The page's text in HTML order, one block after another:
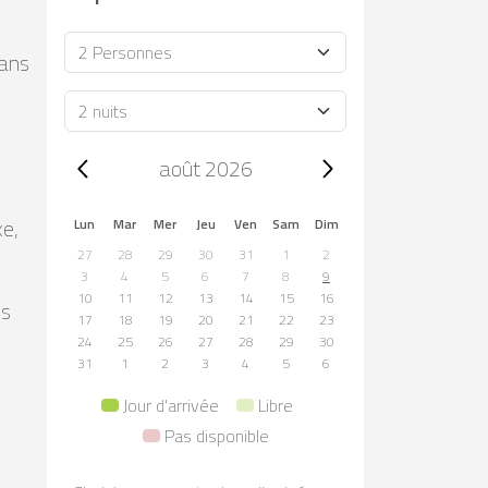
Occupacion
Durée
Trip dates, août 2026
août 2026
Lun Mar Mer Jeu Ven Sam
Dim
27
28 29 30 31 1
2
3
4 5 6 7 8
9
10
11 12 13 14 15
16
17
18 19 20 21 22
23
24
25 26 27 28 29
30
31
1 2 3 4 5 6
Jour d'arrivée
Libre
Pas disponible